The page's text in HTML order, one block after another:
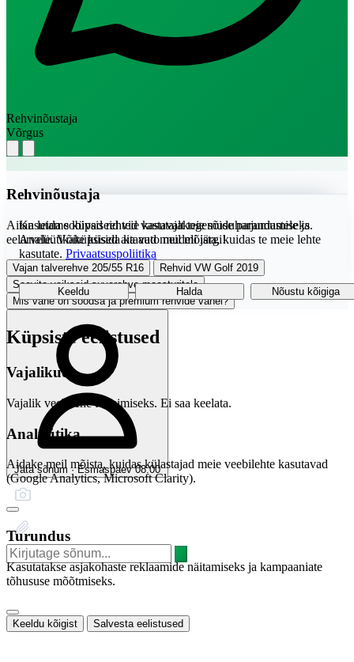
Rehvinõustaja
Võrgus
Rehvinõustaja
Aitan leida sobivad rehvid vastavalt teie sõiduharjumustele ja
eelarvele. Võite küsida ka auto mudeli järgi!
Vajan talverehve 205/55 R16
Rehvid VW Golf 2019
Soovita vaikseid suverehve maasturitele
Mis vahe on soodsa ja premium rehvide vahel?
Jäta sõnum · Esmaspäev 08:00
Kasutame küpsiseid teie kasutajakogemuse parandamiseks.
Analüütikaküpsised aitavad meil mõista, kuidas te meie lehte
kasutate. Privaatsuspoliitika
Keeldu Halda Nõustu kõigiga
Küpsiste eelistused
Vajalikud
Vajalik veebilehe toimimiseks. Ei saa keelata.
Analüütika
Aidake meil mõista, kuidas külastajad meie veebilehte kasutavad
(Google Analytics, Microsoft Clarity).
Turundus
Kasutatakse asjakohaste reklaamide näitamiseks ja kampaaniate
tõhususe mõõtmiseks.
Keeldu kõigist Salvesta eelistused